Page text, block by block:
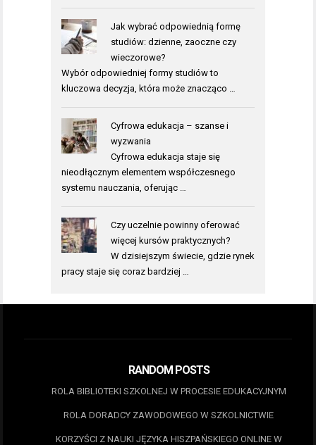
Jak wybrać odpowiednią formę
studiów: dzienne, zaoczne czy
wieczorowe?
Wybór odpowiedniej formy studiów to
kluczowa decyzja, która może znacząco …
Cyfrowa edukacja – szanse i
wyzwania
Cyfrowa edukacja staje się
nieodłącznym elementem współczesnego
systemu nauczania, oferując …
Czy uczelnie powinny oferować
więcej kursów praktycznych?
W dzisiejszym świecie, gdzie rynek
pracy staje się coraz bardziej …
RANDOM POSTS
ROLA BIBLIOTEKI SZKOLNEJ W PROCESIE EDUKACYJNYM
ROLA DORADCY ZAWODOWEGO W SZKOLNICTWIE
KORZYŚCI Z NAUKI JĘZYKA HISZPAŃSKIEGO ONLINE W